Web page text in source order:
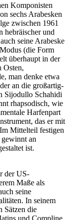
Komponisten
sechs Arabesken
zwischen 1961
hebräischer und
seine Arabeske
(die Form
überhaupt in der
Osten,
man denke etwa
an die großartig-
Sijodullo Schahidi
rhapsodisch, wie
Harfenpart
das er mit
Mittelteil festigen
an
ist.
der US-
Maße als
seine
In seinem
Sätzen die
und Compline